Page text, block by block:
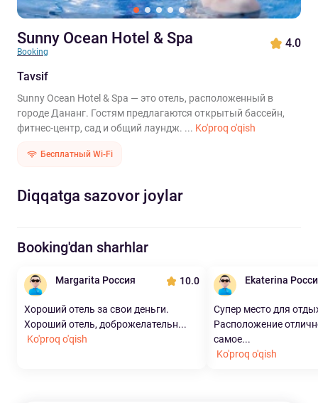
Sunny Ocean Hotel & Spa
Booking
4.0
Tavsif
Sunny Ocean Hotel & Spa — это отель, расположенный в
городе Дананг. Гостям предлагаются открытый бассейн,
фитнес-центр, сад и общий лаундж. ... Ko'proq o'qish
Бесплатный Wi-Fi
Diqqatga sazovor joylar
Booking'dan sharhlar
Margarita Россия 10.0
Хороший отель за свои деньги.
Хороший отель, доброжелательн...
Ko'proq o'qish
Ekaterina
Супер место для
Расположение
самое...
Ko'proq o'qish